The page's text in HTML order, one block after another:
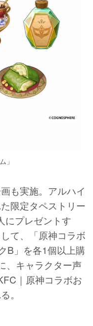
」
も実施。アルハイ
限定タペストリー
にプレゼントす
て、「原神コラボ
B」を各1個以上購
、キャラクター声
｜原神コラボお
。